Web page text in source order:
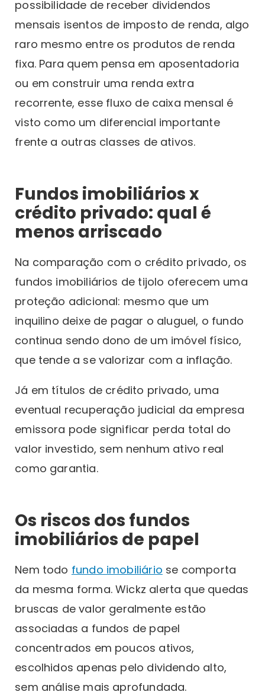
possibilidade de receber dividendos
mensais isentos de imposto de renda, algo
raro mesmo entre os produtos de renda
fixa. Para quem pensa em aposentadoria
ou em construir uma renda extra
recorrente, esse fluxo de caixa mensal é
visto como um diferencial importante
frente a outras classes de ativos.
Fundos imobiliários x
crédito privado: qual é
menos arriscado
Na comparação com o crédito privado, os
fundos imobiliários de tijolo oferecem uma
proteção adicional: mesmo que um
inquilino deixe de pagar o aluguel, o fundo
continua sendo dono de um imóvel físico,
que tende a se valorizar com a inflação.
Já em títulos de crédito privado, uma
eventual recuperação judicial da empresa
emissora pode significar perda total do
valor investido, sem nenhum ativo real
como garantia.
Os riscos dos fundos
imobiliários de papel
Nem todo fundo imobiliário se comporta
da mesma forma. Wickz alerta que quedas
bruscas de valor geralmente estão
associadas a fundos de papel
concentrados em poucos ativos,
escolhidos apenas pelo dividendo alto,
sem análise mais aprofundada.